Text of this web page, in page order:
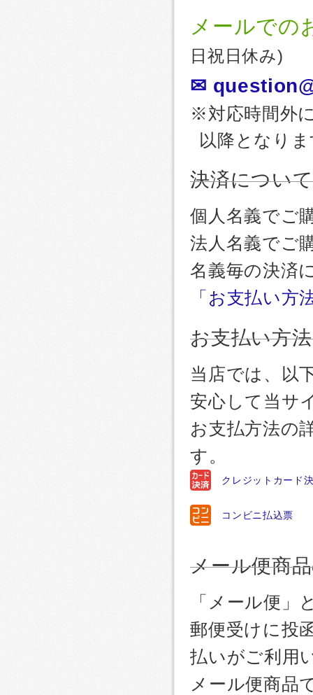
メールでの
日祝日休み)
✉
※対応時間外
以降となり
決済について
個人名義でご
法人名義でご
名義毎の決済
「お支払い方
お支払い方
当店では、以
安心して当サ
お支払方法の
す。
クレジットカード
コンビニ払込票
メール便商
「メール便」
郵便受けに投
払いがご利用
メール便商品